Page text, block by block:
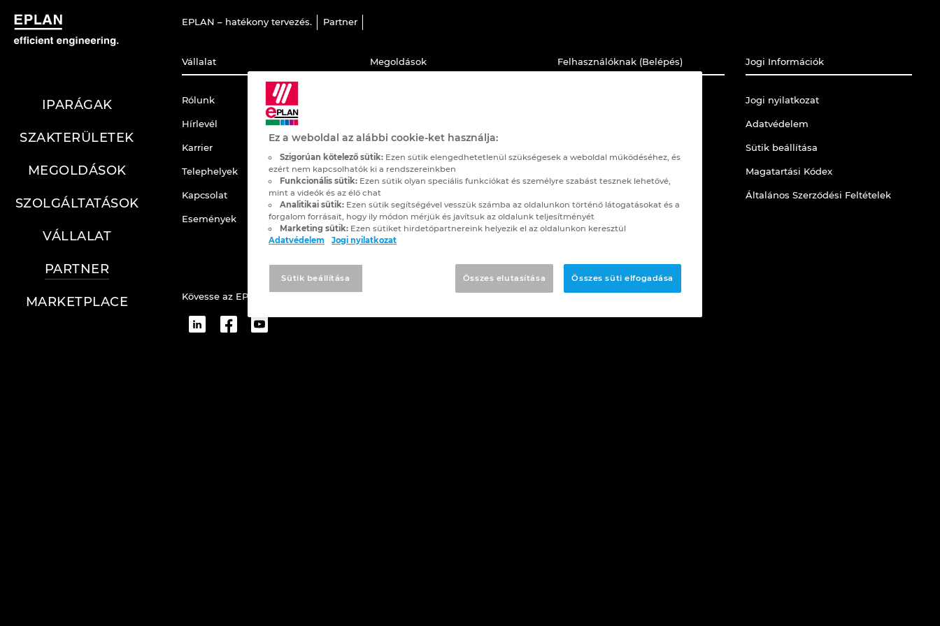
EPLAN – hatékony tervezés. Partner
IPARÁGAK
SZAKTERÜLETEK
MEGOLDÁSOK
SZOLGÁLTATÁSOK
VÁLLALAT
PARTNER
MARKETPLACE
Vállalat
Rólunk
Hírlevél
Karrier
Telephelyek
Kapcsolat
Események
Megoldások
Felhasználói sikertörténetek
Felhasználóknak (Belépés) Jogi Információk
Jogi nyilatkozat
Adatvédelem
Sütik beállítása
Magatartási Kódex
Általános Szerződési Feltételek
Kövesse az EPLAN-t
Ez a weboldal az alábbi cookie-ket használja:
Szigorúan kötelező sütik: Ezen sütik elengedhetetlenül szükségesek a weboldal működéséhez, és
ezért nem kapcsolhatók ki a rendszereinkben
Funkcionális sütik: Ezen sütik olyan speciális funkciókat és személyre szabást tesznek lehetővé,
mint a videók és az élő chat
Analitikai sütik: Ezen sütik segítségével vesszük számba az oldalunkon történő látogatásokat és a
forgalom forrásait, hogy ily módon mérjük és javítsuk az oldalunk teljesítményét
Marketing sütik: Ezen sütiket hirdetőpartnereink helyezik el az oldalunkon keresztül
Adatvédelem
Jogi nyilatkozat
Összes elutasítása Összes süti elfogadása
Sütik beállítása